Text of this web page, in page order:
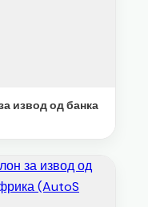
извод од банка